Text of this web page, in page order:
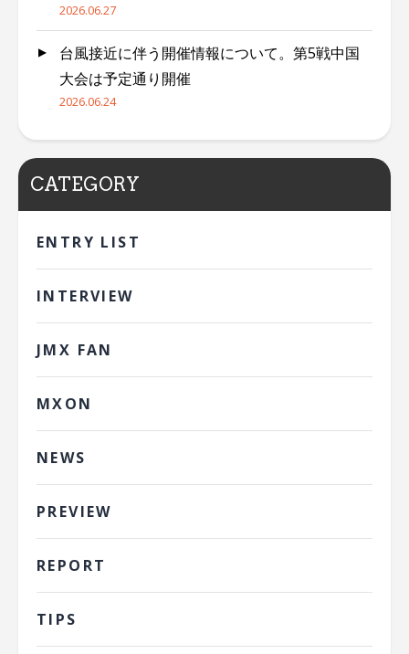
2026.06.27
台風接近に伴う開催情報について。第5戦中国
大会は予定通り開催
2026.06.24
CATEGORY
ENTRY LIST
INTERVIEW
JMX FAN
MXON
NEWS
PREVIEW
REPORT
TIPS